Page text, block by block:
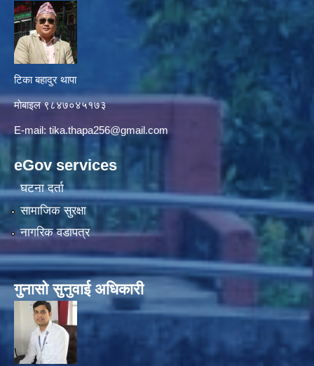
टिका बहादुर थापा
माे‍बाइल ९८४७०४५१७३
E-mail: tika.thapa256@gmail.com
eGov services
घटना दर्ता
सामाजिक सुरक्षा
नागरिक वडापत्र
गुनासाे सुनुवाई अधिकारी